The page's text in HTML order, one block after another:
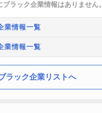
ラック企業情報はありません。
業情報一覧
業情報一覧
ラック企業リストへ